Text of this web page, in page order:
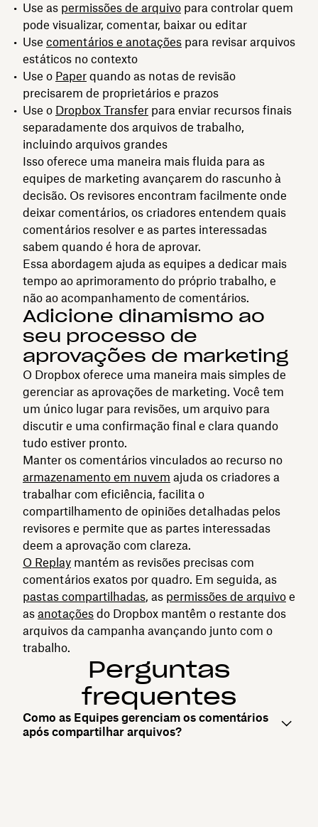
Use as permissões de arquivo para controlar quem
pode visualizar, comentar, baixar ou editar
Use comentários e anotações para revisar arquivos
estáticos no contexto
Use o Paper quando as notas de revisão
precisarem de proprietários e prazos
Use o Dropbox Transfer para enviar recursos finais
separadamente dos arquivos de trabalho,
incluindo arquivos grandes
Isso oferece uma maneira mais fluida para as
equipes de marketing avançarem do rascunho à
decisão. Os revisores encontram facilmente onde
deixar comentários, os criadores entendem quais
comentários resolver e as partes interessadas
sabem quando é hora de aprovar.
Essa abordagem ajuda as equipes a dedicar mais
tempo ao aprimoramento do próprio trabalho, e
não ao acompanhamento de comentários.
Adicione dinamismo ao
seu processo de
aprovações de marketing
O Dropbox oferece uma maneira mais simples de
gerenciar as aprovações de marketing. Você tem
um único lugar para revisões, um arquivo para
discutir e uma confirmação final e clara quando
tudo estiver pronto.
Manter os comentários vinculados ao recurso no
armazenamento em nuvem ajuda os criadores a
trabalhar com eficiência, facilita o
compartilhamento de opiniões detalhadas pelos
revisores e permite que as partes interessadas
deem a aprovação com clareza.
O Replay mantém as revisões precisas com
comentários exatos por quadro. Em seguida, as
pastas compartilhadas, as permissões de arquivo e
as anotações do Dropbox mantêm o restante dos
arquivos da campanha avançando junto com o
trabalho.
Perguntas
frequentes
Como as Equipes gerenciam os comentários
após compartilhar arquivos?